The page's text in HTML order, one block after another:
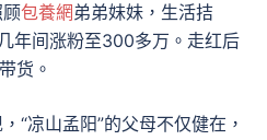
包養網弟弟妹妹，生活拮
年间涨粉至300多万。走红后
货。
“凉山孟阳”的父母不仅健在，